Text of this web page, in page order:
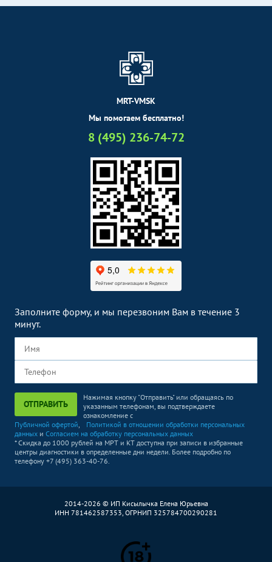
MRT-VMSK
Мы помогаем бесплатно!
8 (495) 236-74-72
Заполните форму, и мы перезвоним Вам в течение 3
минут.
ОТПРАВИТЬ
Нажимая кнопку "Отправить" или обращаясь по
указанным телефонам, вы подтверждаете
ознакомление с
Публичной офертой,
Политикой в отношении обработки персональных
данных и Согласием на обработку персональных данных
* Скидка до 1000 рублей на МРТ и КТ доступна при записи в избранные
центры диагностики в определенные дни недели. Более подробно по
телефону +7 (495) 363-40-76.
2014-2026 © ИП Кисылычка Елена Юрьевна
ИНН 781462587353, ОГРНИП 325784700290281